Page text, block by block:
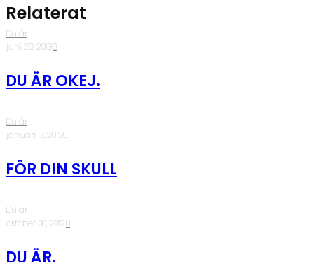
Relaterat
Du är
·juni 26, 2013·0
DU ÄR OKEJ.
Du är
·januari 17, 2013·0
FÖR DIN SKULL
Du är
·oktober 30, 2012·0
DU ÄR.